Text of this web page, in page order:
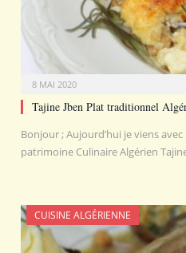
8 MAI 2020
Tajine Jben Plat traditionnel
Bonjour ; Aujourd’hui je viens
patrimoine Culinaire Algérien
CUISINE ALGÉRIENNE